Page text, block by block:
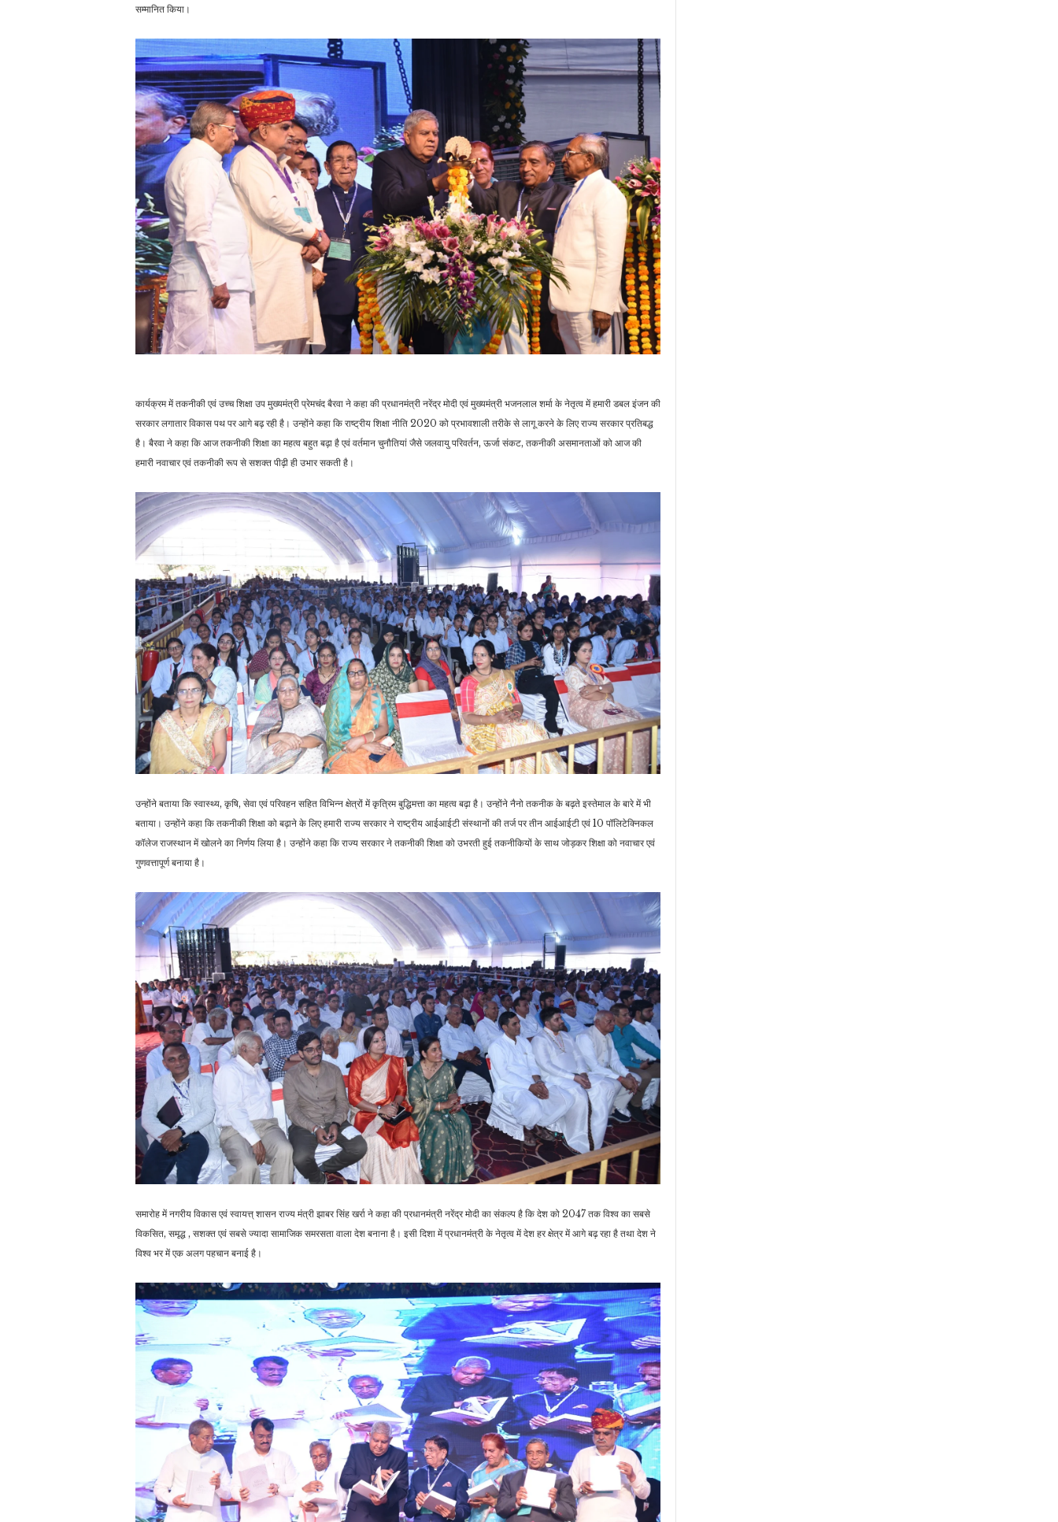
सम्मानित किया।
कार्यक्रम में तकनीकी एवं उच्च शिक्षा उप मुख्यमंत्री प्रेमचंद बैरवा ने कहा की प्रधानमंत्री नरेंद्र मोदी एवं मुख्यमंत्री भजनलाल शर्मा के नेतृत्व में हमारी डबल इंजन की
सरकार लगातार विकास पथ पर आगे बढ़ रही है। उन्होंने कहा कि राष्ट्रीय शिक्षा नीति 2020 को प्रभावशाली तरीके से लागू करने के लिए राज्य सरकार प्रतिबद्ध
है। बैरवा ने कहा कि आज तकनीकी शिक्षा का महत्व बहुत बढ़ा है एवं वर्तमान चुनौतियां जैसे जलवायु परिवर्तन, ऊर्जा संकट, तकनीकी असमानताओं को आज की
हमारी नवाचार एवं तकनीकी रूप से सशक्त पीढ़ी ही उभार सकती है।
उन्होंने बताया कि स्वास्थ्य, कृषि, सेवा एवं परिवहन सहित विभिन्न क्षेत्रों में कृत्रिम बुद्धिमत्ता का महत्व बढ़ा है। उन्होंने नैनो तकनीक के बढ़ते इस्तेमाल के बारे में भी
बताया। उन्होंने कहा कि तकनीकी शिक्षा को बढ़ाने के लिए हमारी राज्य सरकार ने राष्ट्रीय आईआईटी संस्थानों की तर्ज पर तीन आईआईटी एवं 10 पॉलिटेक्निकल
कॉलेज राजस्थान में खोलने का निर्णय लिया है। उन्होंने कहा कि राज्य सरकार ने तकनीकी शिक्षा को उभरती हुई तकनीकियों के साथ जोड़कर शिक्षा को नवाचार एवं
गुणवत्तापूर्ण बनाया है।
समारोह में नगरीय विकास एवं स्वायत्त् शासन राज्य मंत्री झाबर सिंह खर्रा ने कहा की प्रधानमंत्री नरेंद्र मोदी का संकल्प है कि देश को 2047 तक विश्व का सबसे
विकसित, समृद्ध , सशक्त एवं सबसे ज्यादा सामाजिक समरसता वाला देश बनाना है। इसी दिशा में प्रधानमंत्री के नेतृत्व में देश हर क्षेत्र में आगे बढ़ रहा है तथा देश ने
विश्व भर में एक अलग पहचान बनाई है।